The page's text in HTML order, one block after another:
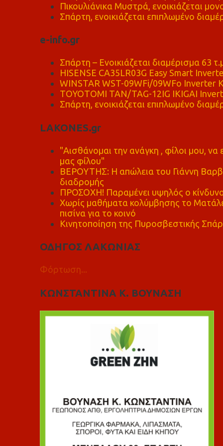
Πικουλιάνικα Μυστρά, ενοικιάζεται
Σπάρτη, ενοικιάζεται επιπλωμένο
e-info.gr
Σπάρτη – Ενοικιάζεται διαμέρισμα 63
HISENSE CA35LR03G Easy Smart
WINSTAR WST-09WFi/09WFo Inverter
TOYOTOMI TAN/TAG-12IG IKIGAI
Σπάρτη, ενοικιάζεται επιπλωμένο
LAKONES.gr
"Αισθάνομαι την ανάγκη , φίλοι μου,
μας φίλου"
ΒΕΡΟΥΤΗΣ: Η απώλεια του Γιάννη
διαδρομής
ΠΡΟΣΟΧΗ! Παραμένει υψηλός ο
Χωρίς μαθήματα κολύμβησης το
πισίνα για το κοινό
Κινητοποίηση της Πυροσβεστικής
ΟΔΗΓΟΣ ΛΑΚΩΝΙΑΣ
Φόρτωση...
ΚΩΝΣΤΑΝΤΙΝΑ Κ. ΒΟΥΝΑΣΗ